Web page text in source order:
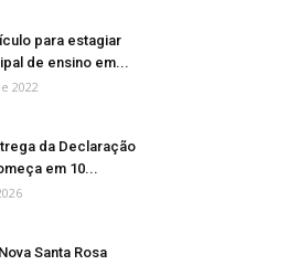
para estagiar
de ensino em...
2022
da Declaração
em 10...
Santa Rosa